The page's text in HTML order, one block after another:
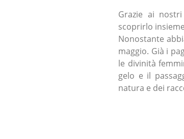
Grazie ai
scoprirlo
Nonostante
maggio. Già i
le divinità
gelo e il
natura e dei